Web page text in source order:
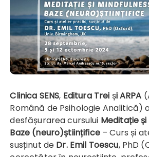
Clinica SENS, Editura Trei și ARPA
Română de Psihologie Analitică)
desfășurarea cursului Meditație
Baze (neuro)științifice– Curs și
susținut de Dr. Emil Toescu, PhD